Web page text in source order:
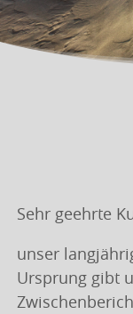
Sehr geehrte
unser
Ursprung gibt